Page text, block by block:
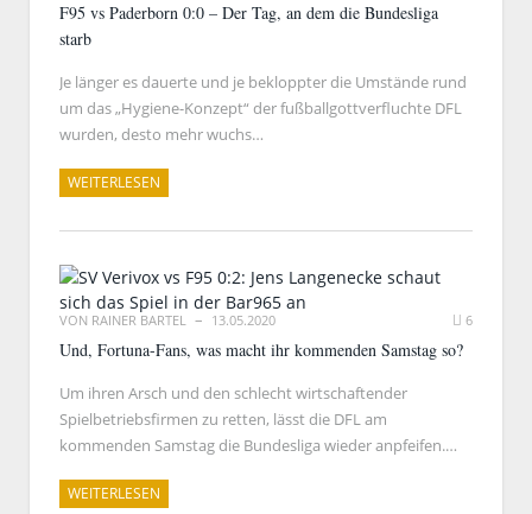
F95 vs Paderborn 0:0 – Der Tag, an dem die Bundesliga
starb
Je länger es dauerte und je bekloppter die Umstände rund
um das „Hygiene-Konzept“ der fußballgottverfluchte DFL
wurden, desto mehr wuchs…
WEITERLESEN
VON RAINER BARTEL 13.05.2020 6
Und, Fortuna-Fans, was macht ihr kommenden Samstag so?
Um ihren Arsch und den schlecht wirtschaftender
Spielbetriebsfirmen zu retten, lässt die DFL am
kommenden Samstag die Bundesliga wieder anpfeifen.…
WEITERLESEN